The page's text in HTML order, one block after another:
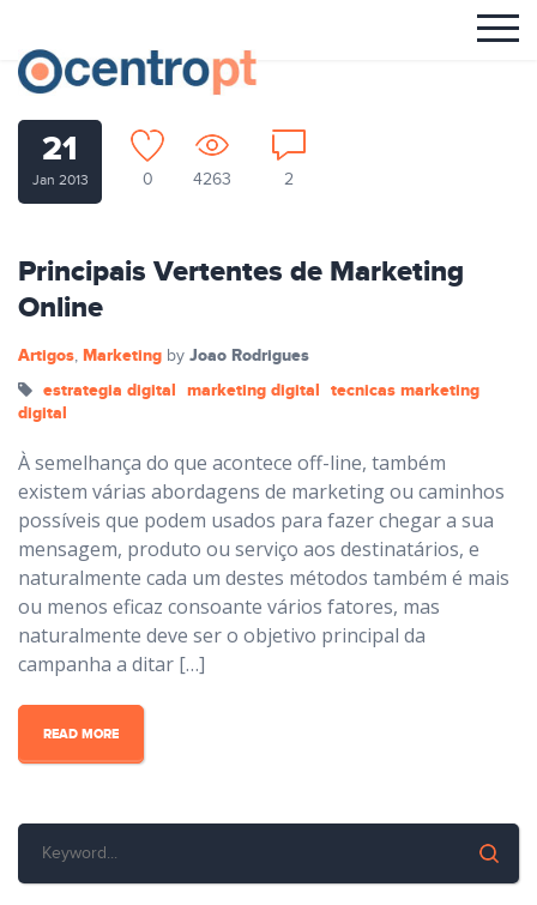
21
Jan 2013 0 4263 2
Principais Vertentes de Marketing
Online
Artigos, Marketing by Joao Rodrigues
estrategia digital marketing digital tecnicas marketing
digital
À semelhança do que acontece off-line, também
existem várias abordagens de marketing ou caminhos
possíveis que podem usados para fazer chegar a sua
mensagem, produto ou serviço aos destinatários, e
naturalmente cada um destes métodos também é mais
ou menos eficaz consoante vários fatores, mas
naturalmente deve ser o objetivo principal da
campanha a ditar […]
READ MORE